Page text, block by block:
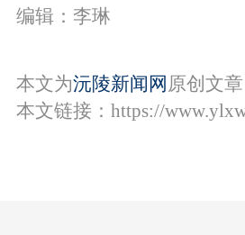
编辑：李琳
本文为沅陵新闻网 原创文
本文链接： https://